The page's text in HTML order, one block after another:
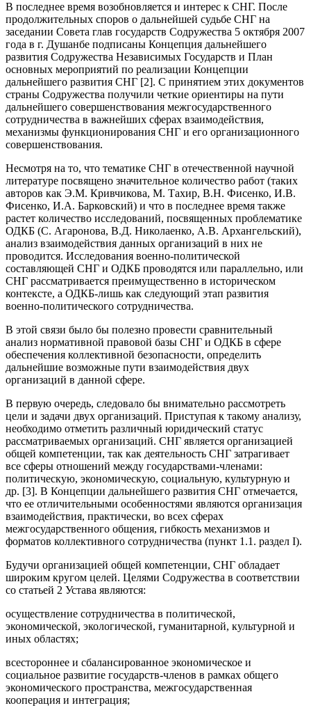
В последнее время возобновляется и интерес к СНГ. После
продолжительных споров о дальнейшей судьбе СНГ на
заседании Совета глав государств Содружества 5 октября 2007
года в г. Душанбе подписаны Концепция дальнейшего
развития Содружества Независимых Государств и План
основных мероприятий по реализации Концепции
дальнейшего развития СНГ [2]. С принятием этих документов
страны Содружества получили четкие ориентиры на пути
дальнейшего совершенствования межгосударственного
сотрудничества в важнейших сферах взаимодействия,
механизмы функционирования СНГ и его организационного
совершенствования.
Несмотря на то, что тематике СНГ в отечественной научной
литературе посвящено значительное количество работ (таких
авторов как Э.М. Кривчикова, М. Тахир, В.Н. Фисенко, И.В.
Фисенко, И.А. Барковский) и что в последнее время также
растет количество исследований, посвященных проблематике
ОДКБ (С. Агаронова, В.Д. Николаенко, А.В. Архангельский),
анализ взаимодействия данных организаций в них не
проводится. Исследования военно-политической
составляющей СНГ и ОДКБ проводятся или параллельно, или
СНГ рассматривается преимущественно в историческом
контексте, а ОДКБ-лишь как следующий этап развития
военно-политического сотрудничества.
В этой связи было бы полезно провести сравнительный
анализ нормативной правовой базы СНГ и ОДКБ в сфере
обеспечения коллективной безопасности, определить
дальнейшие возможные пути взаимодействия двух
организаций в данной сфере.
В первую очередь, следовало бы внимательно рассмотреть
цели и задачи двух организаций. Приступая к такому анализу,
необходимо отметить различный юридический статус
рассматриваемых организаций. СНГ является организацией
общей компетенции, так как деятельность СНГ затрагивает
все сферы отношений между государствами-членами:
политическую, экономическую, социальную, культурную и
др. [3]. В Концепции дальнейшего развития СНГ отмечается,
что ее отличительными особенностями являются организация
взаимодействия, практически, во всех сферах
межгосударственного общения, гибкость механизмов и
форматов коллективного сотрудничества (пункт 1.1. раздел I).
Будучи организацией общей компетенции, СНГ обладает
широким кругом целей. Целями Содружества в соответствии
со статьей 2 Устава являются:
осуществление сотрудничества в политической,
экономической, экологической, гуманитарной, культурной и
иных областях;
всестороннее и сбалансированное экономическое и
социальное развитие государств-членов в рамках общего
экономического пространства, межгосударственная
кооперация и интеграция;